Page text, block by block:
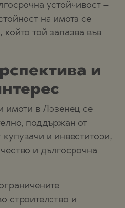
устойчивост –
на имота се
той запазва във
и
имоти в Лозенец се
поддържан от
купувачи и инвеститори,
и дългосрочна
строителство и